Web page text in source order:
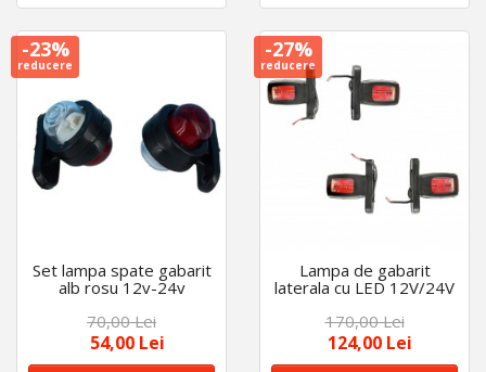
-23%
reducere
Set lampa spate gabarit
alb rosu 12v-24v
70,00 Lei
54,00 Lei
-27%
reducere
Lampa de gabarit
laterala cu LED 12V/24V
bucati
170,00 Lei
124,00 Lei